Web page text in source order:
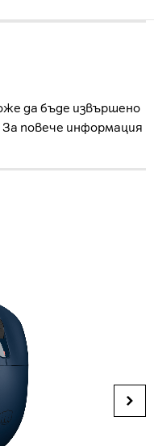
да бъде извършено
повече информация